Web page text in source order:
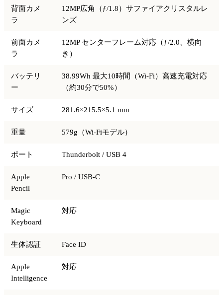
背面カメ
ラ
12MP広角（ƒ/1.8）サファイアクリスタルレ
ンズ
前面カメ
ラ
12MP センターフレーム対応（ƒ/2.0、横向
き）
バッテリ
ー
38.99Wh 最大10時間（Wi-Fi）高速充電対応
（約30分で50%）
サイズ 281.6×215.5×5.1 mm
重量 579g（Wi-Fiモデル）
ポート Thunderbolt / USB 4
Apple
Pencil
Pro / USB-C
Magic
Keyboard
対応
生体認証 Face ID
Apple
Intelligence
対応